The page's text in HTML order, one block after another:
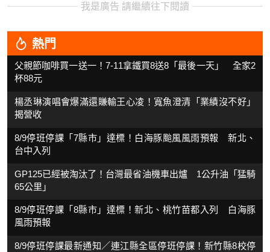
我是廣告 請繼續往下閱讀
熱門
父親節咖啡買一送一！7-11拿鐵買8送8「最後一天」 全家2
杯88元
楊丞琳演唱會爆滿還賺輸王心凌！寬魚澄清「業績沒不好」
揭營收
8/9停班停課「7縣市」達標！白海豚颱風風雨預報 新北、
台中入列
GP125已經被淘汰了！台灣最省油機車出爐 1公升油「猛騎
65公里」
8/9停班停課「8縣市」達標！新北、桃竹苗都入列 白海豚
風雨預報
8/9停班停課最新通知／連江縣全區停班停課！新竹縣8校停